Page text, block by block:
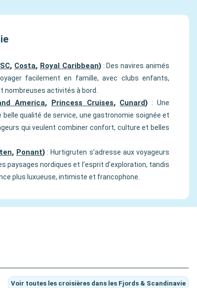
, Costa, Royal Caribbean): Des navires animés
facilement en famille, avec clubs enfants,
activités à bord.
America, Princess Cruises, Cunard) : Une
belle qualité de service, une gastronomie soignée et
qui veulent combiner confort, culture et belles
, Ponant): Hurtigruten s’adresse aux voyageurs
paysages nordiques et l’esprit d’exploration, tandis
plus luxueuse, intimiste et francophone.
Voir toutes les croisières dans les Fjords & Scandinavie